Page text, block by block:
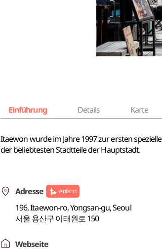
Einführung Details Karte
Itaewon wurde im Jahre 1997 zur ersten
der beliebtesten Stadtteile der Hauptstadt.
Adresse Anfahrt
196, Itaewon-ro, Yongsan-gu, Seoul
서울 용산구 이태원로 150
Webseite